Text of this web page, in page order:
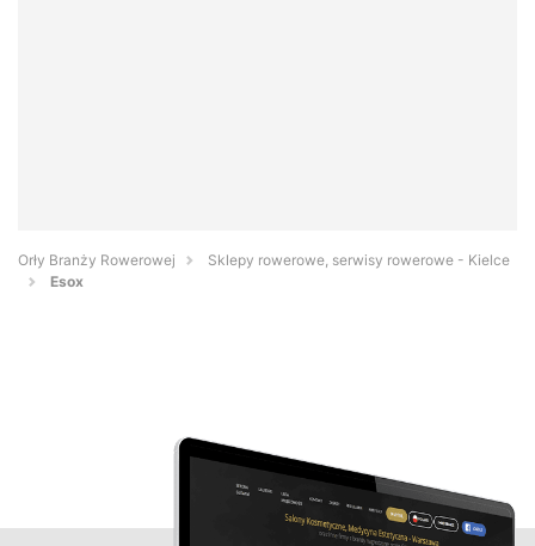
Orły Branży Rowerowej
Sklepy rowerowe, serwisy rowerowe - Kielce
Esox